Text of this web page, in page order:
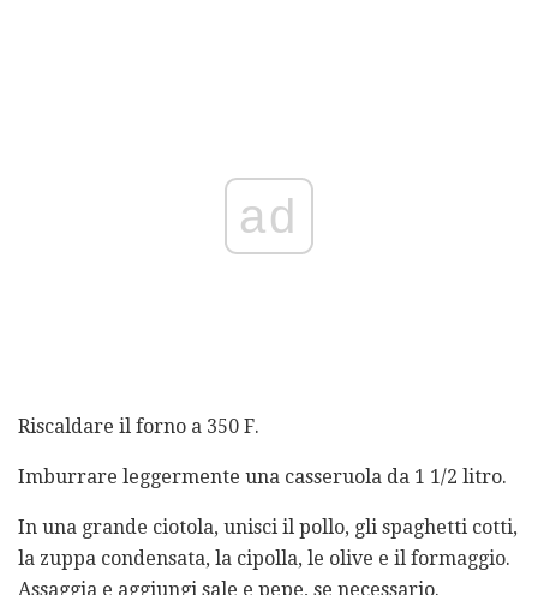
ad
Riscaldare il forno a 350 F.
Imburrare leggermente una casseruola da 1 1/2 litro.
In una grande ciotola, unisci il pollo, gli spaghetti cotti,
la zuppa condensata, la cipolla, le olive e il formaggio.
Assaggia e aggiungi sale e pepe, se necessario.